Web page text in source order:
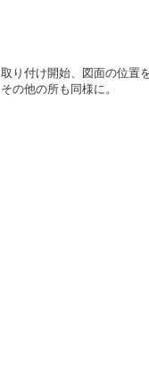
取り付け開始、図面の位置
その他の所も同様に。